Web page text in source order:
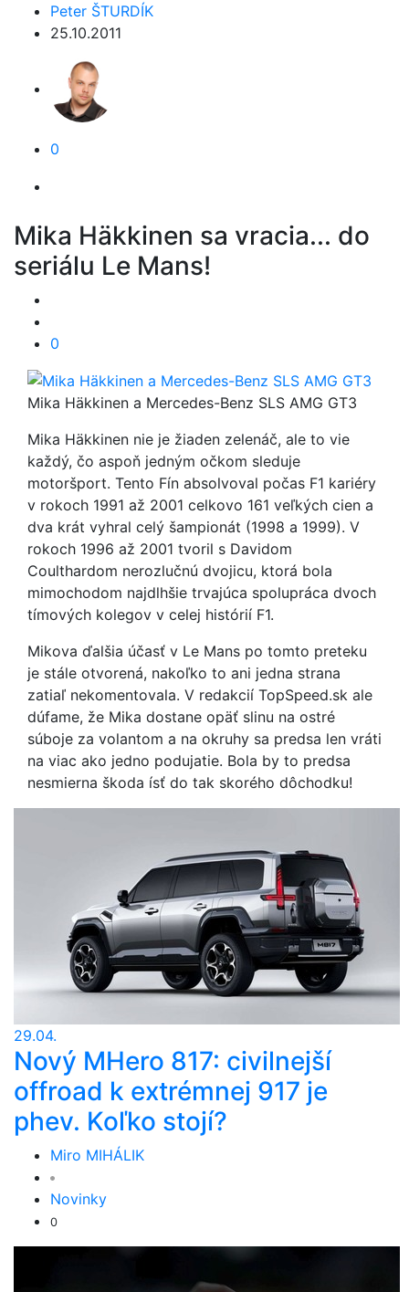
Peter ŠTURDÍK
25.10.2011
0
Mika Häkkinen sa vracia... do
seriálu Le Mans!
0
Mika Häkkinen a Mercedes-Benz SLS AMG GT3
Mika Häkkinen nie je žiaden zelenáč, ale to vie
každý, čo aspoň jedným očkom sleduje
motoršport. Tento Fín absolvoval počas F1 kariéry
v rokoch 1991 až 2001 celkovo 161 veľkých cien a
dva krát vyhral celý šampionát (1998 a 1999). V
rokoch 1996 až 2001 tvoril s Davidom
Coulthardom nerozlučnú dvojicu, ktorá bola
mimochodom najdlhšie trvajúca spolupráca dvoch
tímových kolegov v celej histórií F1.
Mikova ďalšia účasť v Le Mans po tomto preteku
je stále otvorená, nakoľko to ani jedna strana
zatiaľ nekomentovala. V redakcií TopSpeed.sk ale
dúfame, že Mika dostane opäť slinu na ostré
súboje za volantom a na okruhy sa predsa len vráti
na viac ako jedno podujatie. Bola by to predsa
nesmierna škoda ísť do tak skorého dôchodku!
29.04.
Nový MHero 817: civilnejší
offroad k extrémnej 917 je
phev. Koľko stojí?
Miro MIHÁLIK
Novinky
0